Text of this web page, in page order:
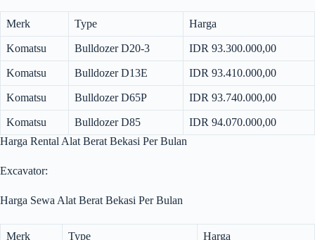
Merk Type Harga
Komatsu Bulldozer D20-3 IDR 93.300.000,00
Komatsu Bulldozer D13E IDR 93.410.000,00
Komatsu Bulldozer D65P IDR 93.740.000,00
Komatsu Bulldozer D85
IDR 94.070.000,00
Harga Rental Alat Berat Bekasi Per Bulan
Excavator:
Harga Sewa Alat Berat Bekasi Per Bulan
Merk Type Harga